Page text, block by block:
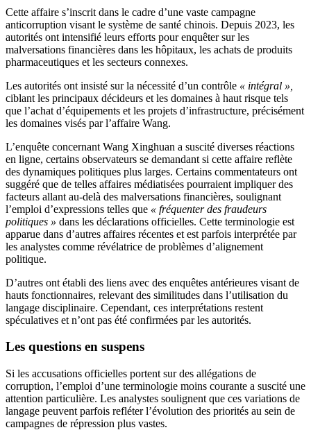
Cette affaire s’inscrit dans le cadre d’une vaste campagne
anticorruption visant le système de santé chinois. Depuis 2023, les
autorités ont intensifié leurs efforts pour enquêter sur les
malversations financières dans les hôpitaux, les achats de produits
pharmaceutiques et les secteurs connexes.
Les autorités ont insisté sur la nécessité d’un contrôle « intégral »,
ciblant les principaux décideurs et les domaines à haut risque tels
que l’achat d’équipements et les projets d’infrastructure, précisément
les domaines visés par l’affaire Wang.
L’enquête concernant Wang Xinghuan a suscité diverses réactions
en ligne, certains observateurs se demandant si cette affaire reflète
des dynamiques politiques plus larges. Certains commentateurs ont
suggéré que de telles affaires médiatisées pourraient impliquer des
facteurs allant au-delà des malversations financières, soulignant
l’emploi d’expressions telles que « fréquenter des fraudeurs
politiques » dans les déclarations officielles. Cette terminologie est
apparue dans d’autres affaires récentes et est parfois interprétée par
les analystes comme révélatrice de problèmes d’alignement
politique.
D’autres ont établi des liens avec des enquêtes antérieures visant de
hauts fonctionnaires, relevant des similitudes dans l’utilisation du
langage disciplinaire. Cependant, ces interprétations restent
spéculatives et n’ont pas été confirmées par les autorités.
Les questions en suspens
Si les accusations officielles portent sur des allégations de
corruption, l’emploi d’une terminologie moins courante a suscité une
attention particulière. Les analystes soulignent que ces variations de
langage peuvent parfois refléter l’évolution des priorités au sein de
campagnes de répression plus vastes.